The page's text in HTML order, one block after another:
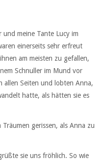
meine Tante Lucy im
einerseits sehr erfreut
am meisten zu gefallen,
Schnuller im Mund vor
allen Seiten und lobten Anna,
hatte, als hätten sie es
gerissen, als Anna zu
sie uns fröhlich. So wie